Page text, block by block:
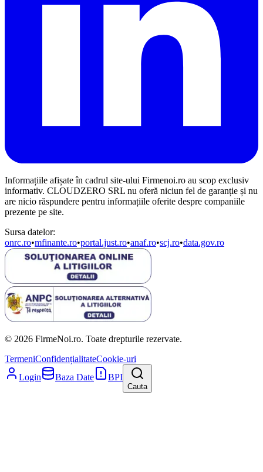
Informațiile afișate în cadrul site-ului Firmenoi.ro au scop exclusiv
informativ. CLOUDZERO SRL nu oferă niciun fel de garanție și nu
are nicio răspundere pentru informațiile oferite despre companiile
prezente pe site.
Sursa datelor:
onrc.ro•mfinante.ro•portal.just.ro•anaf.ro•scj.ro•data.gov.ro
© 2026 FirmeNoi.ro. Toate drepturile rezervate.
TermeniConfidențialitateCookie-uri
Login
Baza Date BPI
Cauta